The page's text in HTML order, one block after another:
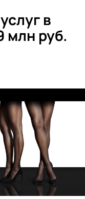
в
млн руб.